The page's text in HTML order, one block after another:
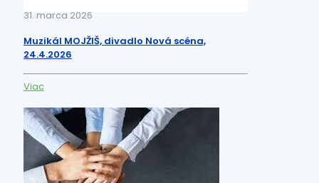
31. marca 2026
Muzikál MOJŽIŠ, divadlo Nová scéna,
24.4.2026
Viac